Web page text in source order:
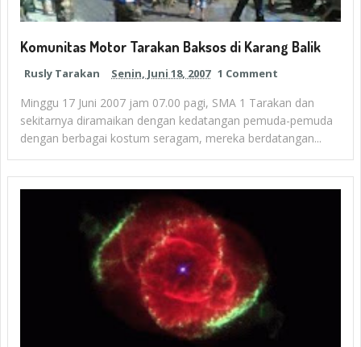
Komunitas Motor Tarakan Baksos di Karang Balik
Rusly Tarakan Senin, Juni 18, 2007 1 Comment
Minggu 17 Juni 2007 jam 07.00 pagi, SMA 1 Tarakan dan
sekitarnya diramaikan dengan kedatangan pemuda-pemuda
dengan berbagai kostum seragam, mereka berdatangan...